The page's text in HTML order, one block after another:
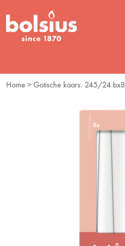
Home > Gotische kaars. 245/24 bx8